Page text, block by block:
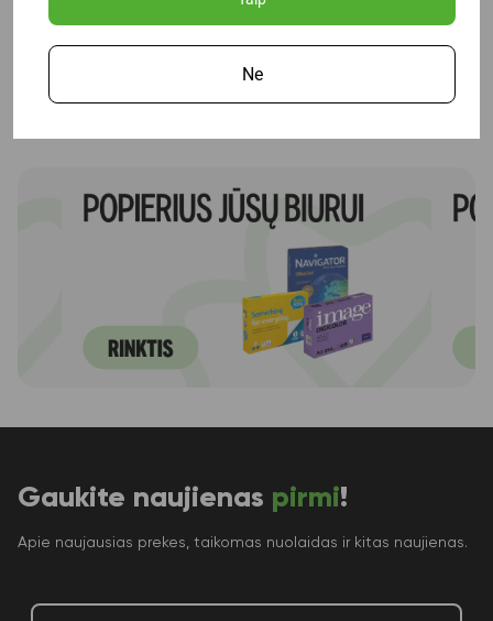
Gaukite naujienas pirmi!
Apie naujausias prekes, taikomas nuolaidas ir kitas naujienas.
Ne